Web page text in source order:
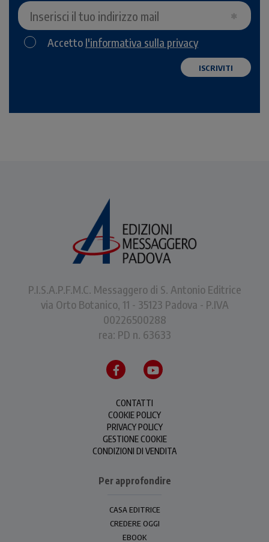
Accetto l'informativa sulla privacy
ISCRIVITI
P.I.S.A.P.F.M.C. Messaggero di S. Antonio Editrice
via Orto Botanico, 11 - 35123 Padova - P.IVA
00226500288
rea: PD n. 63633
CONTATTI
COOKIE POLICY
PRIVACY POLICY
GESTIONE COOKIE
CONDIZIONI DI VENDITA
Per approfondire
CASA EDITRICE
CREDERE OGGI
EBOOK